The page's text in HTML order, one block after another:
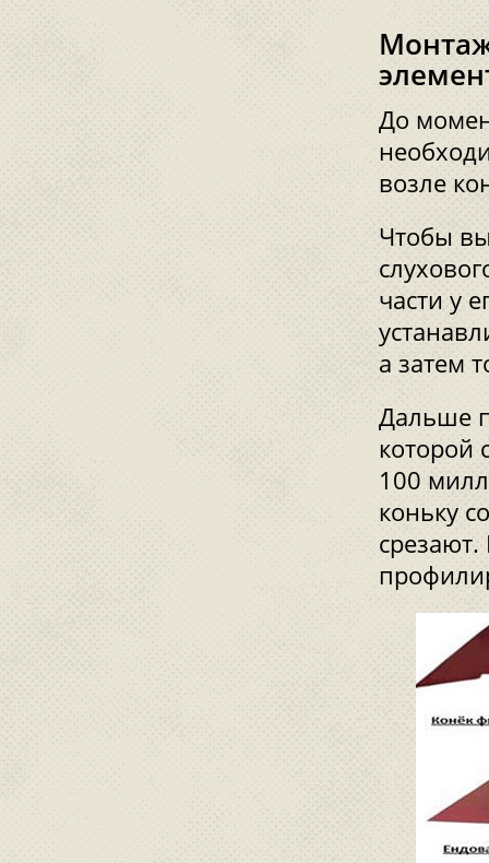
До
возле
Чтобы
части у
а затем
Дальше
которой
100
коньку
срезают.